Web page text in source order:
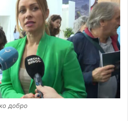
добро